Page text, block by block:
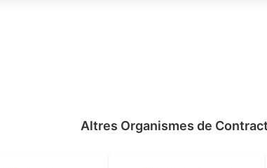
Altres Organismes de